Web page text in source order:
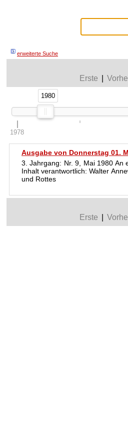
erweiterte Suche
Erste
1980
1980
1978
Ausgabe von Donnerstag 01.
3. Jahrgang: Nr. 9, Mai 1980 An
Inhalt verantwortlich: Walter
und Rottes
Erste